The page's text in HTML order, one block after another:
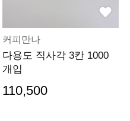
커피만나
다용도 직사각 3칸 1000
개입
110,500